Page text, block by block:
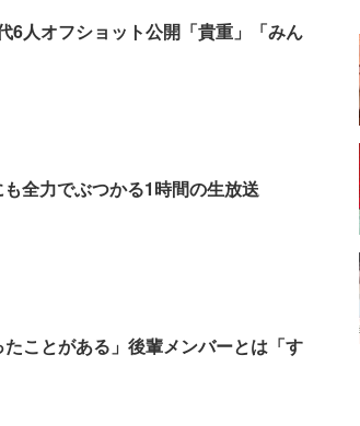
6人オフショット公開「貴重」「みん
全力でぶつかる1時間の生放送
ことがある」後輩メンバーとは「す